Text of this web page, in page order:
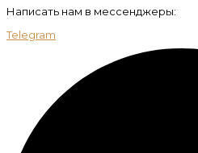
Написать нам в мессенджеры:
Telegram